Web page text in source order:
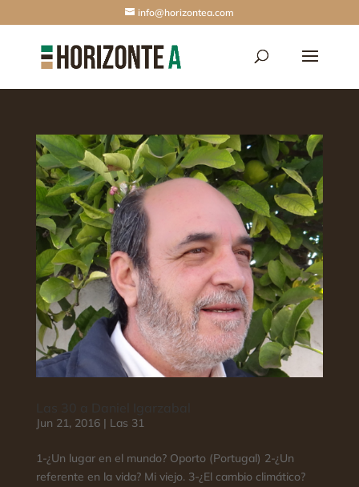
info@horizontea.com
Jun 21, 2016| Las 31
1-¿Un lugar en el mundo? Oporto (Portugal) 2-¿Un
referente en la vida? Mi viejo. 3-¿El cambio climático?